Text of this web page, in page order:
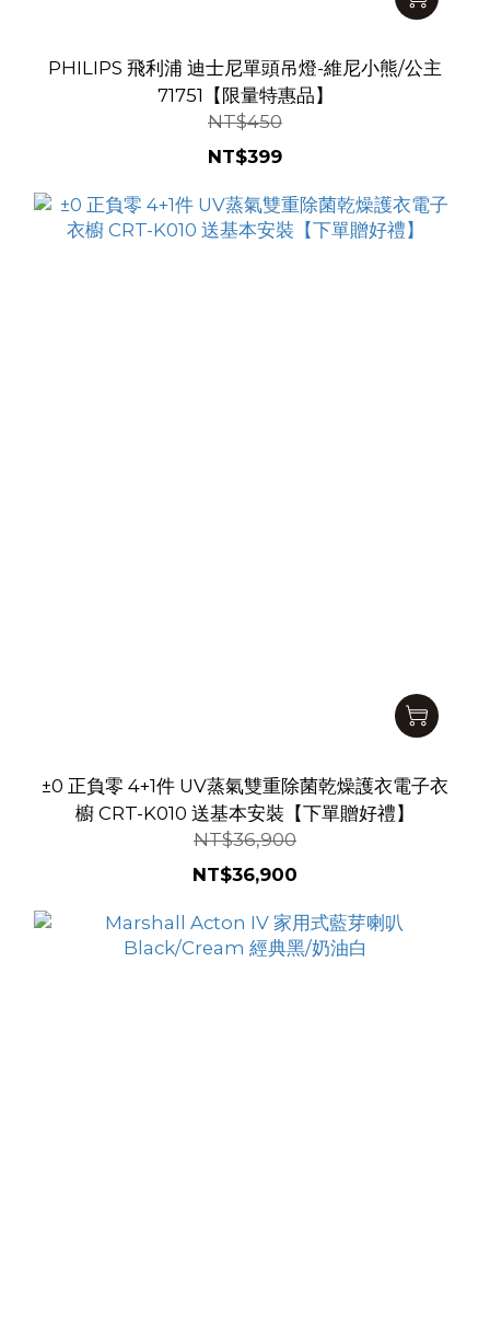
PHILIPS 飛利浦 迪士尼單頭吊燈-維尼小熊/公主
71751【限量特惠品】
NT$450
NT$399
±0 正負零 4+1件 UV蒸氣雙重除菌乾燥護衣電子衣
櫥 CRT-K010 送基本安裝【下單贈好禮】
NT$36,900
NT$36,900